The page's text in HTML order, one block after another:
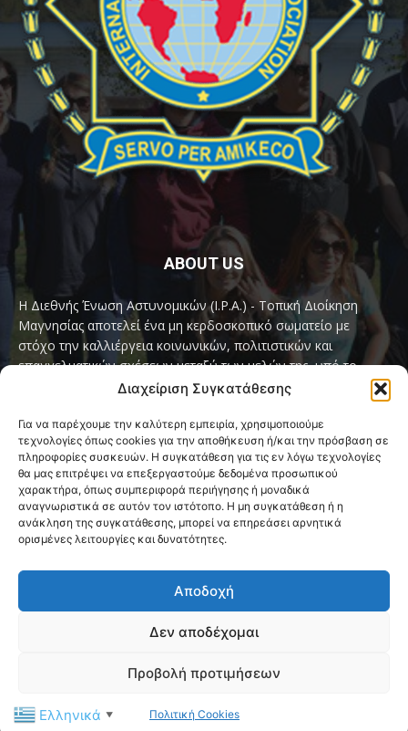
Διαχείριση Συγκατάθεσης
Για να παρέχουμε την καλύτερη εμπειρία, χρησιμοποιούμε
τεχνολογίες όπως cookies για την αποθήκευση ή/και την πρόσβαση σε
πληροφορίες συσκευών. Η συγκατάθεση για τις εν λόγω τεχνολογίες
θα μας επιτρέψει να επεξεργαστούμε δεδομένα προσωπικού
χαρακτήρα, όπως συμπεριφορά περιήγησης ή μοναδικά
αναγνωριστικά σε αυτόν τον ιστότοπο. Η μη συγκατάθεση ή η
ανάκληση της συγκατάθεσης, μπορεί να επηρεάσει αρνητικά
ορισμένες λειτουργίες και δυνατότητες.
Αποδοχή
Δεν αποδέχομαι
Προβολή προτιμήσεων
Πολιτική Cookies
ABOUT US
Η Διεθνής Ένωση Αστυνομικών (I.P.A.) - Τοπική Διοίκηση
Μαγνησίας αποτελεί ένα μη κερδοσκοπικό σωματείο με
στόχο την καλλιέργεια κοινωνικών, πολιτιστικών και
επαγγελματικών σχέσεων μεταξύ των μελών της, υπό το
παγκόσμιο σύνθημα «Servo per Amikeco» (Υπηρετώ δια της
Contact us:ipamagnesia@gmail.com
FOLLOW US
@2026 I.P.A. Magnesia by paggus
Privacy & Terms Page
Επικοινωνία
Ελληνικά ▼